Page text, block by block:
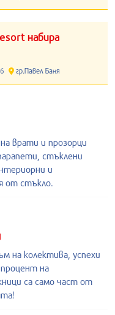
набира
гр.Павел Баня
врати и прозорци
стъклени
и
от стъкло.
на колектива, успехи
на
са само част от